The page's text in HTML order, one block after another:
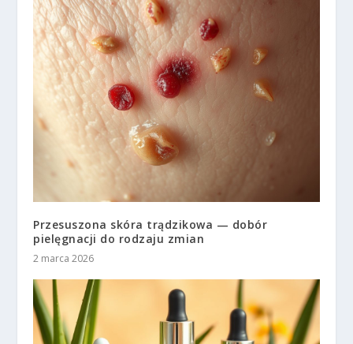
Przesuszona skóra trądzikowa — dobór
pielęgnacji do rodzaju zmian
2 marca 2026